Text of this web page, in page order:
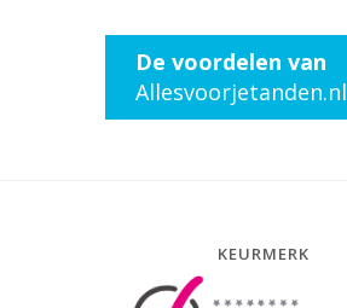
De voordelen van
Allesvoorjetanden.nl
KEURMERK